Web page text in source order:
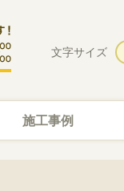
施工事例
文字サイズ